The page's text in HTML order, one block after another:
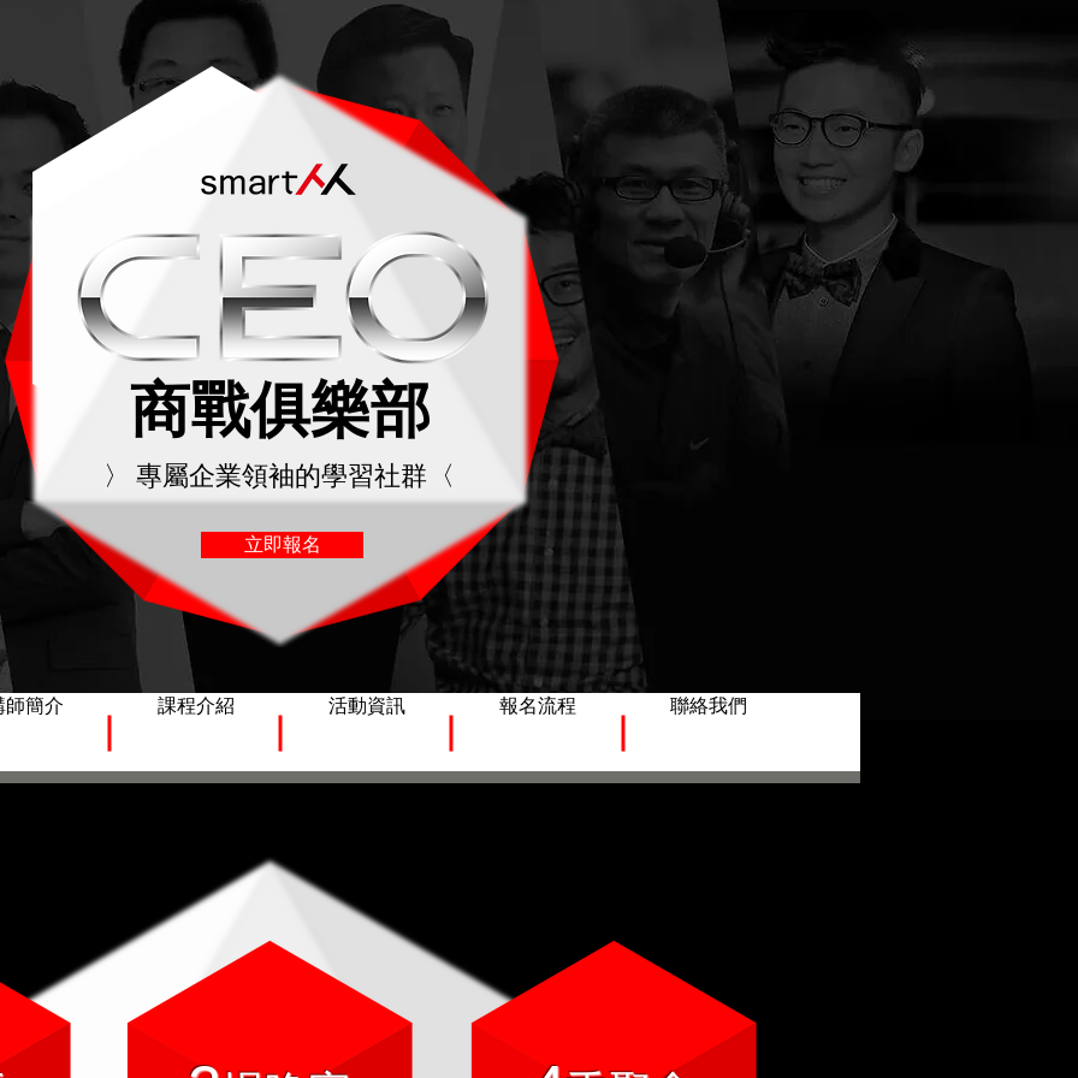
商戰俱樂部
立即報名
專屬企業領袖的學習社群 〈
〉
師簡介 課程介紹 活動資訊 報名流程 聯絡我們